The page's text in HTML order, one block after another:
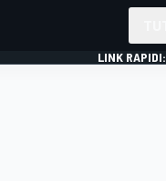
LINK RAPIDI: